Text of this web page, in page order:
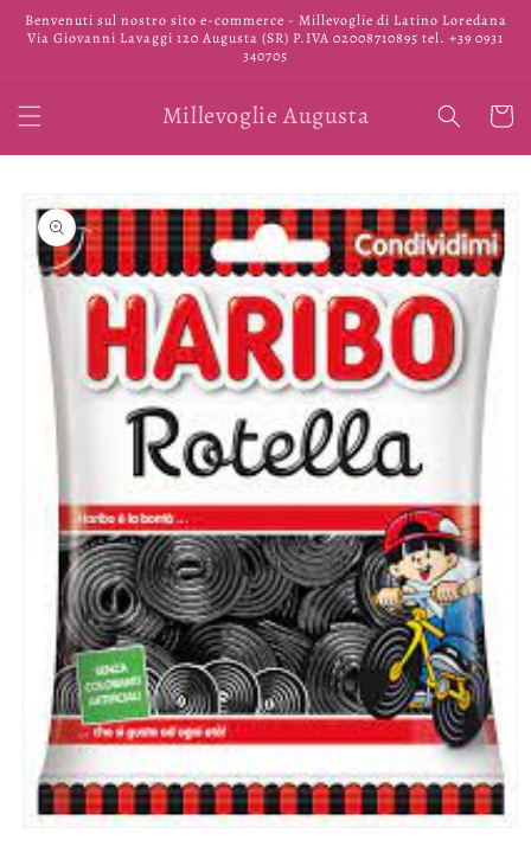
direttamente
ai contenuti
Benvenuti sul nostro sito e-commerce - Millevoglie di Latino Loredana
Via Giovanni Lavaggi 120 Augusta (SR) P.IVA 02008710895 tel. +39 0931
340705
Millevoglie Augusta
Passa alle
informazioni
sul prodotto